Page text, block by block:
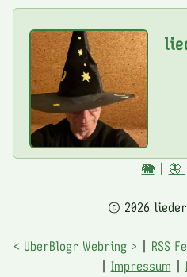
🐘| 🦋
© 2026
< UberBlogr Webring > RSS
Impressum